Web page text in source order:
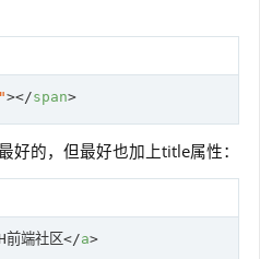
></span>
好的，但最好也加上title属性：
前端社区</a>